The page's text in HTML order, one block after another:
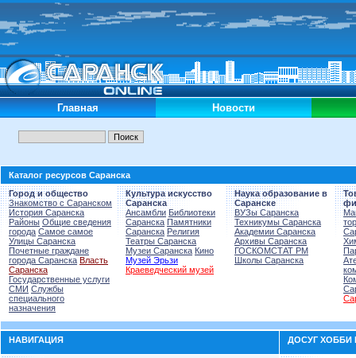
Главная Новости
Каталог ресурсов Саранска
Город и общество
Знакомство с Саранском
История Саранска
Районы Общие сведения
города Самое самое
Улицы Саранска
Почетные граждане
города Саранска Власть
Саранска
Государственные услуги
СМИ Службы
специального
назначения
Культура искусство
Саранска
Ансамбли Библиотеки
Саранска Памятники
Саранска Религия
Театры Саранска
Музеи Саранска Кино
Музей Эрьзи
Краеведческий музей
Наука образование в
Саранске
ВУЗы Саранска
Техникумы Саранска
Академии Саранска
Архивы Саранска
ГОСКОМСТАТ РМ
Школы Саранска
НАВИГАЦИЯ ДОСУГ ХОББИ